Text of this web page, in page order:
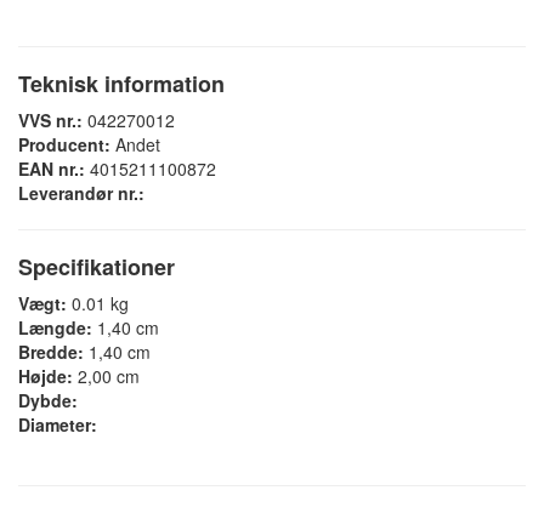
Teknisk information
VVS nr.: 042270012
Producent: Andet
EAN nr.: 4015211100872
Leverandør nr.:
Specifikationer
Vægt: 0.01 kg
Længde: 1,40 cm
Bredde: 1,40 cm
Højde: 2,00 cm
Dybde:
Diameter: